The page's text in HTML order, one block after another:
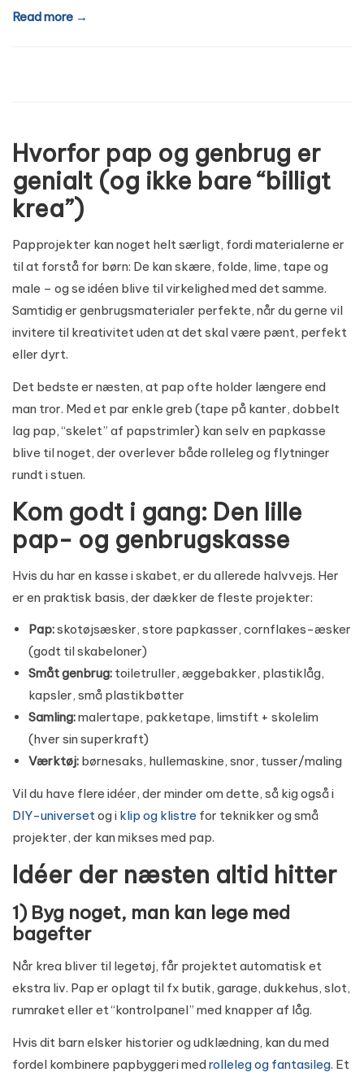
Read more →
Hvorfor pap og genbrug er
genialt (og ikke bare “billigt
krea”)
Papprojekter kan noget helt særligt, fordi materialerne er
til at forstå for børn: De kan skære, folde, lime, tape og
male – og se idéen blive til virkelighed med det samme.
Samtidig er genbrugsmaterialer perfekte, når du gerne vil
invitere til kreativitet uden at det skal være pænt, perfekt
eller dyrt.
Det bedste er næsten, at pap ofte holder længere end
man tror. Med et par enkle greb (tape på kanter, dobbelt
lag pap, “skelet” af papstrimler) kan selv en papkasse
blive til noget, der overlever både rolleleg og flytninger
rundt i stuen.
Kom godt i gang: Den lille
pap- og genbrugskasse
Hvis du har en kasse i skabet, er du allerede halvvejs. Her
er en praktisk basis, der dækker de fleste projekter:
Pap:skotøjsæsker, store papkasser, cornflakes-æsker
(godt til skabeloner)
Småt genbrug: toiletruller, æggebakker, plastiklåg,
kapsler, små plastikbøtter
Samling:malertape, pakketape, limstift + skolelim
(hver sin superkraft)
Værktøj: børnesaks, hullemaskine, snor, tusser/maling
Vil du have flere idéer, der minder om dette, så kig også i
DIY-universetog i klip og klistre for teknikker og små
projekter, der kan mikses med pap.
Idéer der næsten altid hitter
1) Byg noget, man kan lege med
bagefter
Når krea bliver til legetøj, får projektet automatisk et
ekstra liv. Pap er oplagt til fx butik, garage, dukkehus, slot,
rumraket eller et “kontrolpanel” med knapper af låg.
Hvis dit barn elsker historier og udklædning, kan du med
fordel kombinere papbyggeri medrolleleg og fantasileg. Et